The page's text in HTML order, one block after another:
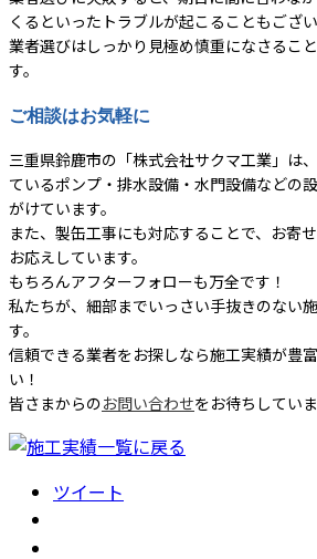
くるといったトラブルが起こることもござい
業者選びはしっかり見極め慎重になさるこ
す。
ご相談はお気軽に
三重県鈴鹿市の「株式会社サクマ工業」は
ているポンプ・排水設備・水門設備などの
がけています。
また、製缶工事にも対応することで、お寄
お応えしています。
もちろんアフターフォローも万全です！
私たちが、細部までいっさい手抜きのない
す。
信頼できる業者をお探しなら施工実績が豊
い！
皆さまからのお問い合わせをお待ちしていま
ツイート